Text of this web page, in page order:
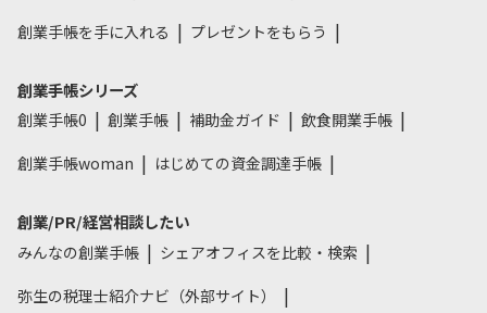
創業手帳を手に入れる
プレゼントをもらう
創業手帳シリーズ
創業手帳0 創業手帳 補助金ガイド
飲食開業手帳
創業手帳woman
はじめての資金調達手帳
創業/PR/経営相談したい
みんなの創業手帳
シェアオフィスを比較・検索
弥生の税理士紹介ナビ（外部サイト）